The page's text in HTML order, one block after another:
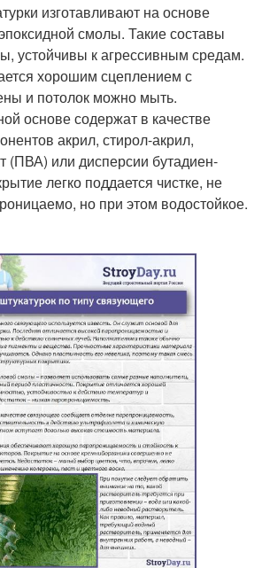
изготавливают на основе
смолы. Такие составы
устойчивы к агрессивным средам.
хорошим сцеплением с
и потолок можно мыть.
основе содержат в качестве
акрил, стирол-акрил,
(ПВА) или дисперсии бутадиен-
легко поддается чистке, не
но при этом водостойкое.